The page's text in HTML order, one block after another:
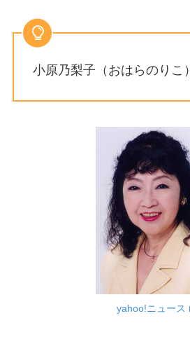
小原乃梨子（おはらのりこ）
yahoo!ニュース